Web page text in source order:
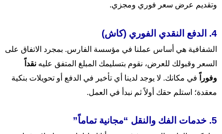
وتقديم عرض سعر فوري ومجزي.
4. الدفع النقدي الفوري (كاش)
الشفافية هي أساس عملنا في مؤسسة الفارس. بمجرد الاتفاق على
السعر وقبولك للعرض، نقوم بتسليمك المبلغ المتفق عليه نقداً
وفوراً
في مكانك. لا يوجد لدينا أي تأخير في الدفع أو تحويلات بنكية
معقدة؛ استلم حقك أولاً ثم نبدأ في العمل.
5. خدمات الفك والنقل “مجانية تماماً”